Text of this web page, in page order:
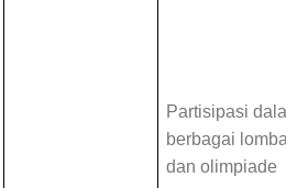
Partisipasi
berbagai
dan olimpiade